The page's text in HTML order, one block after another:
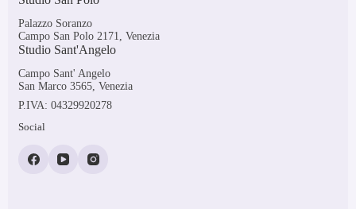
Palazzo Soranzo
Campo San Polo 2171, Venezia
Studio Sant'Angelo
Campo Sant' Angelo
San Marco 3565, Venezia
P.IVA: 04329920278
Social